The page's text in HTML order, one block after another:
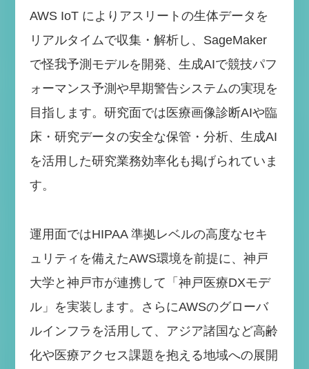
AWS IoT によりアスリートの生体データを
リアルタイムで収集・解析し、SageMaker
で怪我予測モデルを開発、生成AIで競技パフ
ォーマンス予測や早期警告システムの実現を
目指します。研究面では医療画像診断AIや臨
床・研究データの安全な保管・分析、生成AI
を活用した研究業務効率化も掲げられていま
す。
運用面ではHIPAA 準拠レベルの高度なセキ
ュリティを備えたAWS環境を前提に、神戸
大学と神戸市が連携して「神戸医療DXモデ
ル」を実装します。さらにAWSのグローバ
ルインフラを活用して、アジア諸国など高齢
化や医療アクセス課題を抱える地域への展開